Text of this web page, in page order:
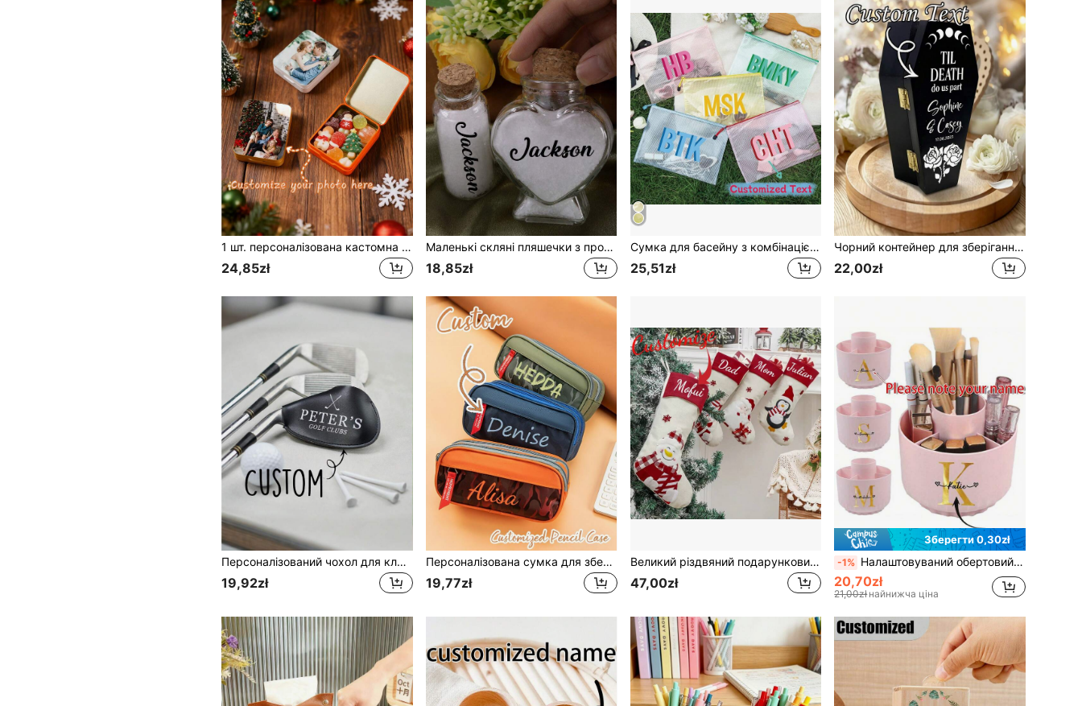
1 шт. персоналізована кастомна прямокутна металева коробка, подарункова коробка з фото на замовлення, підходить для зберігання подарунків, коробка для цукерок, маленька коробка для зберігання, коробка для пакування цукерок, кастомна весільна металева коробка для цукерок, весільна коробка для цукерок, персоналізація подарункової коробки
24,85zł
Маленькі скляні пляшечки з пробками з корка, що підлягають індивідуалізації, персоналізовані декоративні пляшечки, пісочні пляшечки, сувеніри, пляшечки для бажань, пляшечки для спогадів, пляж, медовий місяць, День святого Валентина, весільні подарунки, милі скляні пляшечки, подарунки на день народження, спальня, вітальня, наречений, наречена, друзі, пари, сім'я, батько, мати
18,85zł
Сумка для басейну з комбінацією літер і тіньовим візерунком, персоналізована пляжна сумка для подружки нареченої, індивідуальна літня сумка для басейну, подарункова сумка для подружки нареченої, сувенір для дівич-вечора, подарунок для дівич-вечора з логотипом, пляжна сумка, сумка для басейну з комбінацією літер, сумка для басейну, індивідуальна косметичка, індивідуальна сумка для зберігання речей для басейну, сумка для басейну для сухих і мокрих речей, сумка для подружки нареченої, подарунок для подружки нареченої, весільний сувенір, літня пляжна сумка, сумка для купальника, весільний сувенір
25,51zł
Чорний контейнер для зберігання у формі труни з кришкою, з богемним астрологічним дизайном троянд, підходить для зберігання готичних обручок і організації прикрас, шкатулка для прикрас, подарунок на день народження, різдвяна упаковка для подарунків, подарункова коробка на Геловін
22,00zł
Персоналізований чохол для клюшки для гольфу зі штучної шкіри, індивідуальний подарунок для чоловіків у гольф, індивідуальні аксесуари для гольфу, чохол для клюшки для гольфу, водонепроникна штучна шкіра, з липучкою та петлею, можна гравірувати, подарунок для нареченого
19,92zł
Персоналізована сумка для зберігання канцтоварів у камуфляжному стилі, з можливістю нанесення вашого імені або іншого персоналізованого тексту, багатофункціональна, у контрастному кольоровому дизайні
19,77zł
Великий різдвяний подарунковий пакет у вигляді панчохи, цукерки-сніговик у вигляді Санта-Клауса, подарункова панчоха, ялинкові прикраси, сімейні святкові різдвяні прикраси для вечірок, святкове зберігання подарунків, Різдво
47,00zł
Зберегти 0,30zł
-1% Налаштовуваний обертовий настільний органайзер з ABS-пластику великої місткості, на який можна надрукувати ім'я, можна використовувати як тримач для ручок або пензлів для макіяжу, підходить для дому та школи, ідеальне рішення для зберігання канцелярського приладдя та шкільного приладдя.
20,70zł
21,00złнайнижча ціна